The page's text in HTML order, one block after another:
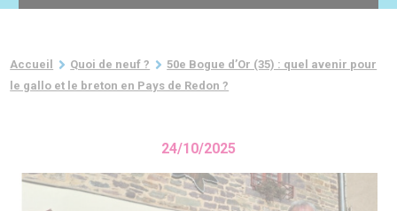
Fil
d'Ariane
Accueil Quoi de neuf ?
50e Bogue d’Or (35) : quel avenir pour
le gallo et le breton en Pays de Redon ?
24/10/2025